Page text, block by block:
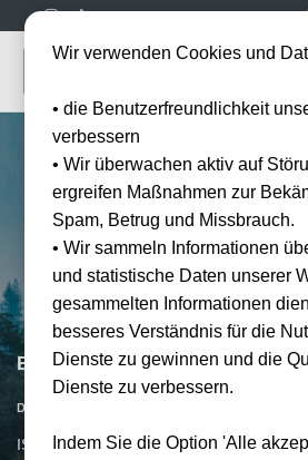
Europa League Finale Istanbul
Datum wird noch bekanntgegeben
IST, TR
Wir verwenden Cookies und
• die Benutzerfreundlichkeit
verbessern
• Wir überwachen aktiv auf
ergreifen Maßnahmen zur
Spam, Betrug und Missbrauch.
• Wir sammeln Informationen
und statistische Daten unserer
gesammelten Informationen
besseres Verständnis für die
Dienste zu gewinnen und die
Dienste zu verbessern.
Indem Sie die Option 'Alle